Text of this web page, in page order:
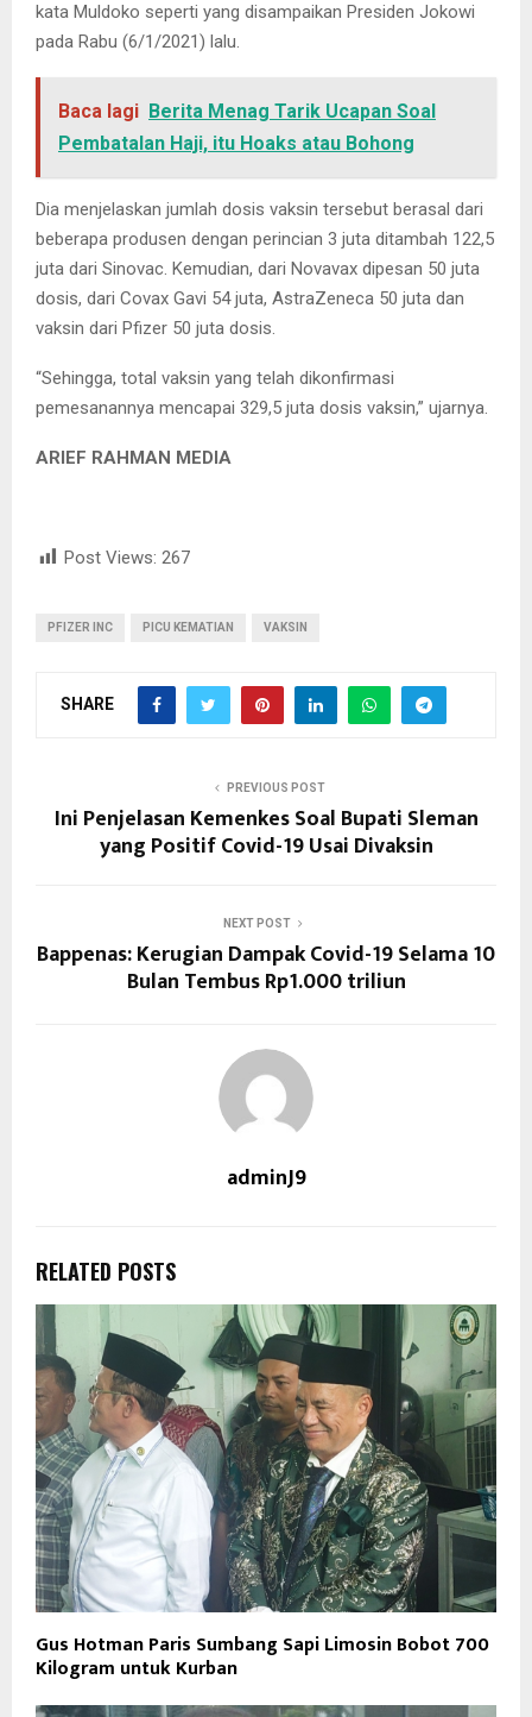
kata Muldoko seperti yang disampaikan Presiden Jokowi
pada Rabu (6/1/2021) lalu.
Baca lagi Berita Menag Tarik Ucapan Soal
Pembatalan Haji, itu Hoaks atau Bohong
Dia menjelaskan jumlah dosis vaksin tersebut berasal dari
beberapa produsen dengan perincian 3 juta ditambah 122,5
juta dari Sinovac. Kemudian, dari Novavax dipesan 50 juta
dosis, dari Covax Gavi 54 juta, AstraZeneca 50 juta dan
vaksin dari Pfizer 50 juta dosis.
“Sehingga, total vaksin yang telah dikonfirmasi
pemesanannya mencapai 329,5 juta dosis vaksin,” ujarnya.
ARIEF RAHMAN MEDIA
Post Views: 267
PFIZER INC PICU KEMATIAN VAKSIN
SHARE
PREVIOUS POST
Ini Penjelasan Kemenkes Soal Bupati Sleman
yang Positif Covid-19 Usai Divaksin
NEXT POST
Bappenas: Kerugian Dampak Covid-19 Selama 10
Bulan Tembus Rp1.000 triliun
adminJ9
RELATED POSTS
Gus Hotman Paris Sumbang Sapi Limosin Bobot 700
Kilogram untuk Kurban